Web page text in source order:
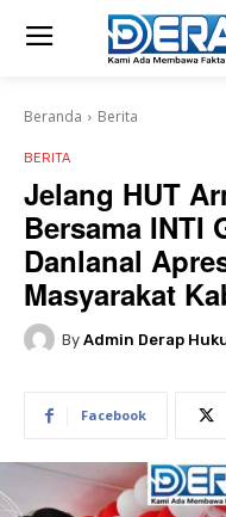
Beranda Berita
BERITA
Jelang HUT
Bersama INTI
Danlanal
Masyarakat
By Admin Derap
Facebook